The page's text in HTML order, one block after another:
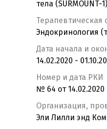
тела (SURMOUNT-1)
Терапевтическая
Эндокринология
Дата начала и
14.02.2020 -
Номер и дата РКИ
№ 64 от 14.02.2020
Организация,
Эли Лилли энд